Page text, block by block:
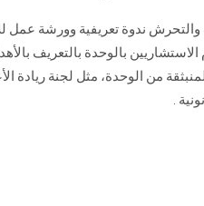
ندوة تعريفية وورشة عمل
الاستشاريين بالوحدة بالتعريف
من الوحدة، مثل لجنة ريادة
.